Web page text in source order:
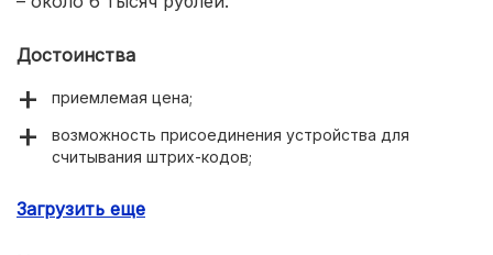
Достоинства
приемлемая цена;
возможность присоединения устройства для
считывания штрих-кодов;
Загрузить еще